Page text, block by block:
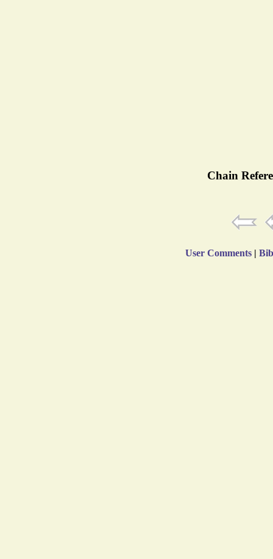
Chain
User Comments |